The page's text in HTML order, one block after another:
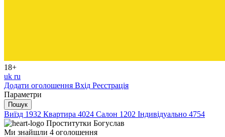
18+
uk ru
Додати оголошення Вхід Реєстрація
Параметри
Пошук
Виїзд 1932 Квартира 4024 Салон 1202 Індивідуально 4754
Проститутки Богуслав
Ми знайшли 4 оголошення